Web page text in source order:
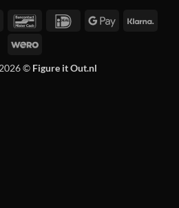
MasterCardBancontactIDeal
Google
Wero
© Figure it Out.nl